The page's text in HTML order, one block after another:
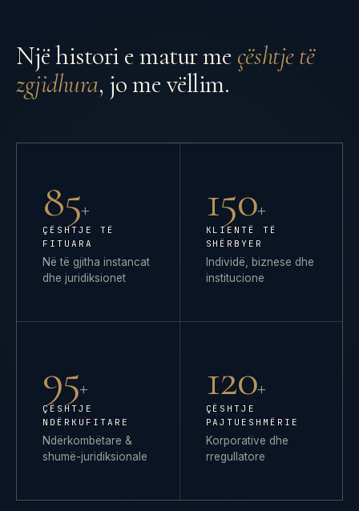
Një histori e matur me çështje të
zgjidhura, jo me vëllim.
85+
ÇËSHTJE TË
FITUARA
Në të gjitha instancat
dhe juridiksionet
150+
KLIENTË TË
SHËRBYER
Individë, biznese dhe
institucione
95+
ÇËSHTJE
NDËRKUFITARE
Ndërkombëtare &
shumë-juridiksionale
120+
ÇËSHTJE
PAJTUESHMËRIE
Korporative dhe
rregullatore